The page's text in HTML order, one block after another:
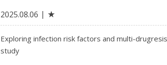
2025.08.06 ★
Exploring infection risk factors and multi-
study